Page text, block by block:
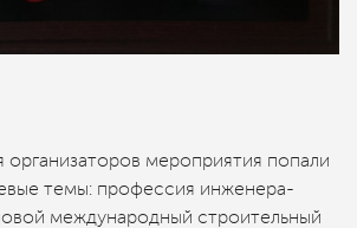
организаторов мероприятия попали
темы: профессия инженера-
международный строительный